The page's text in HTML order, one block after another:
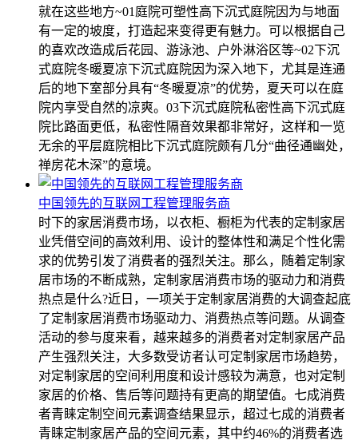
就在这些地方~01庭院可塑性高下沉式庭院因为与地面
有一定的坡度，打造起来变得更有魅力。可以根据自己
的喜欢改造成后花园、游泳池、户外淋浴区等~02下沉
式庭院冬暖夏凉下沉式庭院因为深入地下，尤其是连通
后的地下室部分具有“冬暖夏凉”的优势，夏天可以在庭
院内享受自然的凉爽。03下沉式庭院私密性高下沉式庭
院比路面更低，私密性隔音效果都非常好，这样和一览
无余的平层庭院相比下沉式庭院颇有几分“曲径通幽处，
禅房花木深”的意境。
中国领先的互联网工程管理服务商
时下的家居消费市场，以衣柜、橱柜为代表的定制家居
业凭借空间的高效利用、设计的整体性和满足个性化需
求的优势引发了消费者的强烈关注。那么，随着定制家
居市场的不断成熟，定制家居消费市场的驱动力和消费
热点是什么?近日，一项关于定制家居消费的大调查起底
了定制家居消费市场驱动力、消费热点等问题。从调查
活动的参与度来看，越来越多的消费者对定制家居产品
产生强烈关注，大多数受访者认可定制家居市场趋势，
对定制家居的空间利用度和设计感较为满意，也对定制
家居的价格、售后等问题持有更高的期望值。七成消费
者青睐定制空间元素调查结果显示，超过七成的消费者
青睐定制家居产品的空间元素，其中约46%的消费者选